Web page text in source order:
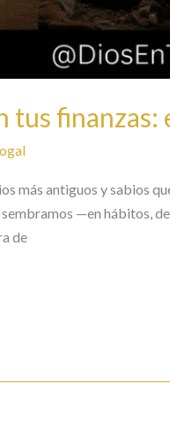
tus
más antiguos y sabios
—en hábitos,
de